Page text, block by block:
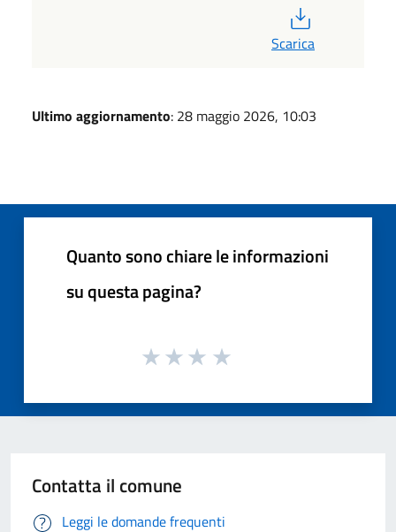
Scarica
Ultimo aggiornamento: 28 maggio 2026, 10:03
Quanto sono chiare le informazioni
su questa pagina?
Contatta il comune
Leggi le domande frequenti